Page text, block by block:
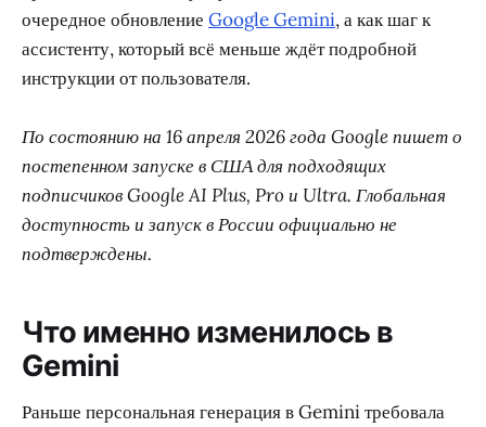
очередное обновление Google Gemini, а как шаг к
ассистенту, который всё меньше ждёт подробной
инструкции от пользователя.
По состоянию на 16 апреля 2026 года Google пишет о
постепенном запуске в США для подходящих
подписчиков Google AI Plus, Pro и Ultra. Глобальная
доступность и запуск в России официально не
подтверждены.
Что именно изменилось в
Gemini
Раньше персональная генерация в Gemini требовала